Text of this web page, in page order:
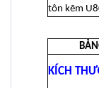
tôn kẽm
KÍCH